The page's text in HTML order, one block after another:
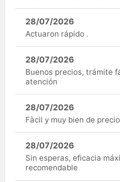
28/07/2026
Actuaron rápido .
28/07/2026
Buenos precios, trámite
atención
28/07/2026
Fàcil y muy bien de precio
28/07/2026
Sin esperas, eficacia
recomendable